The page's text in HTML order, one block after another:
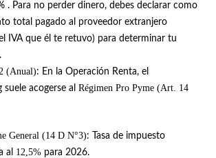
. Para no perder dinero, debes declarar como
total pagado al proveedor extranjero
IVA que él te retuvo) para determinar tu
.
(Anual): En la Operación Renta, el
acogerse al Régimen Pro Pyme (Art. 14
General (14 D N°3): Tasa de impuesto
al 12,5%para 2026.